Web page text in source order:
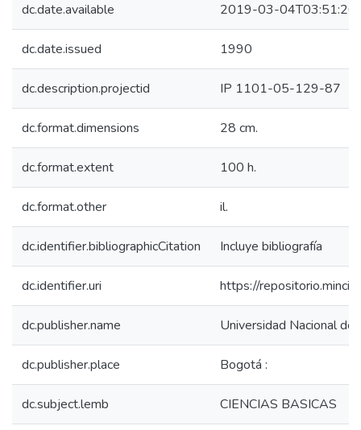
dc.date.available 2019-03-
dc.date.issued 1990
dc.description.projectid IP 1101-05-129-87
dc.format.dimensions 28 cm.
dc.format.extent 100 h.
dc.format.other il.
dc.identifier.bibliographicCitation Incluye bibliografía
dc.identifier.uri https://
dc.publisher.name Universidad Nacional de
dc.publisher.place Bogotá :
dc.subject.lemb CIENCIAS BASICAS